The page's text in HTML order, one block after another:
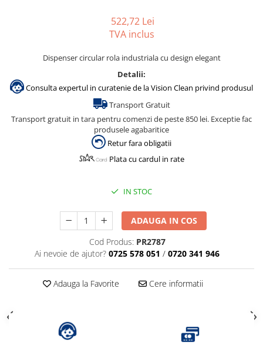
Dezinfectanti medicali profesionali
Dezinfectanti suprafete
Dispensere / Dozatoare
Dozatoare dezinfectanti
Dispensere acoperitoare colac wc
Dispensere hartie igienica
Dispensere odorizante
Dispensere rola hartie industriala
Dispensere rola prosop hartie
Dispensere servetele masa,
servetele faciale
Dozatoare sapun lichid
Uscatoare de maini
Uscatoare de par
522,72 Lei
TVA inclus
Dispenser circular rola industriala cu design elegant
Detalii:
Consulta expertul in curatenie de la Vision Clean privind produsul
Transport Gratuit
Transport gratuit in tara pentru comenzi de peste 850 lei. Exceptie fac
produsele agabaritice
Retur fara obligatii
Plata cu cardul in rate
IN STOC
ADAUGA IN COS
Cod Produs: PR2787
Ai nevoie de ajutor? 0725 578 051 / 0720 341 946
Adauga la Favorite Cere informatii